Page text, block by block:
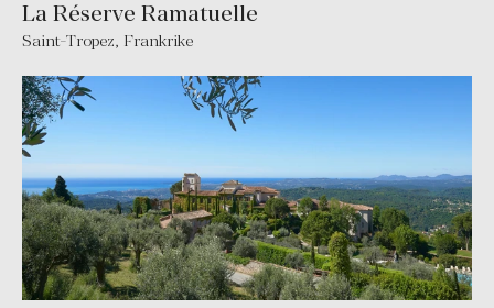
La Réserve Ramatuelle
Saint-Tropez, Frankrike